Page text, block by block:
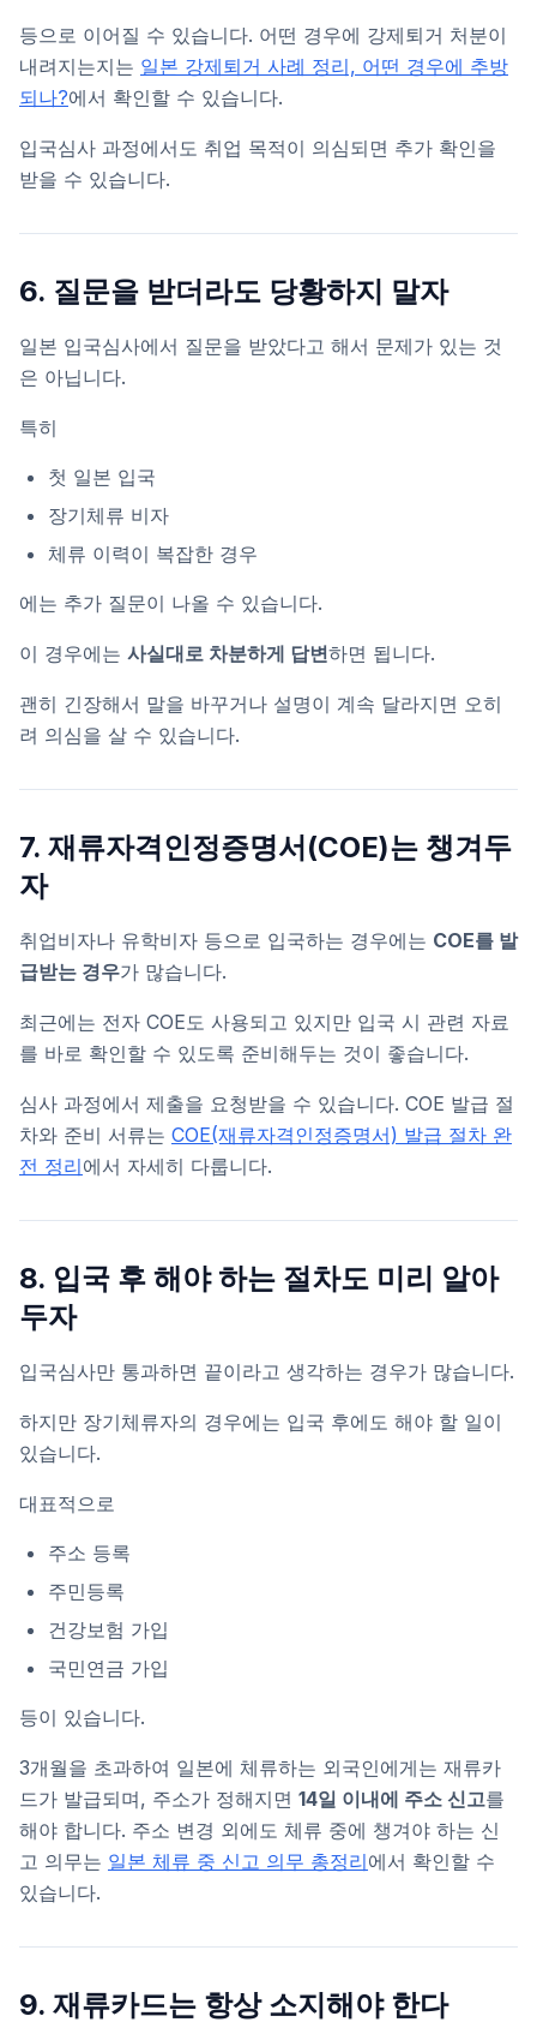
등으로 이어질 수 있습니다. 어떤 경우에 강제퇴거 처분이
내려지는지는 일본 강제퇴거 사례 정리, 어떤 경우에 추방
되나?에서 확인할 수 있습니다.
입국심사 과정에서도 취업 목적이 의심되면 추가 확인을
받을 수 있습니다.
6. 질문을 받더라도 당황하지 말자
일본 입국심사에서 질문을 받았다고 해서 문제가 있는 것
은 아닙니다.
특히
첫 일본 입국
장기체류 비자
체류 이력이 복잡한 경우
에는 추가 질문이 나올 수 있습니다.
이 경우에는 사실대로 차분하게 답변하면 됩니다.
괜히 긴장해서 말을 바꾸거나 설명이 계속 달라지면 오히
려 의심을 살 수 있습니다.
7. 재류자격인정증명서(COE)는 챙겨두
자
취업비자나 유학비자 등으로 입국하는 경우에는 COE를 발
급받는 경우가 많습니다.
최근에는 전자 COE도 사용되고 있지만 입국 시 관련 자료
를 바로 확인할 수 있도록 준비해두는 것이 좋습니다.
심사 과정에서 제출을 요청받을 수 있습니다. COE 발급 절
차와 준비 서류는 COE(재류자격인정증명서) 발급 절차 완
전 정리에서 자세히 다룹니다.
8. 입국 후 해야 하는 절차도 미리 알아
두자
입국심사만 통과하면 끝이라고 생각하는 경우가 많습니다.
하지만 장기체류자의 경우에는 입국 후에도 해야 할 일이
있습니다.
대표적으로
주소 등록
주민등록
건강보험 가입
국민연금 가입
등이 있습니다.
3개월을 초과하여 일본에 체류하는 외국인에게는 재류카
드가 발급되며, 주소가 정해지면 14일 이내에 주소 신고를
해야 합니다. 주소 변경 외에도 체류 중에 챙겨야 하는 신
고 의무는 일본 체류 중 신고 의무 총정리에서 확인할 수
있습니다.
9. 재류카드는 항상 소지해야 한다